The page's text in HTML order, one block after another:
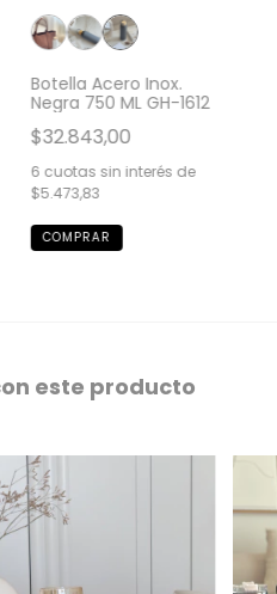
Botella Acero Inox.
Negra 750 ML GH-1612
$32.843,00
6 cuotas sin interés de
$5.473,83
este producto